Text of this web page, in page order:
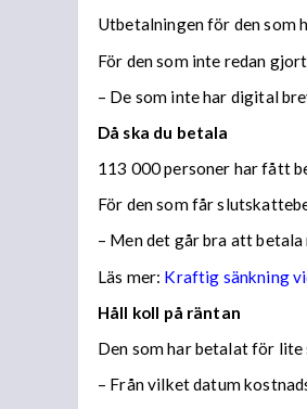
Utbetalningen för den som
För den som inte redan
– De som inte har digital
Då ska du betala
113 000 personer har fått
För den som får
– Men det går bra att
Läs mer: Kraftig sänkning
Håll koll på räntan
Den som har betalat för
– Från vilket datum